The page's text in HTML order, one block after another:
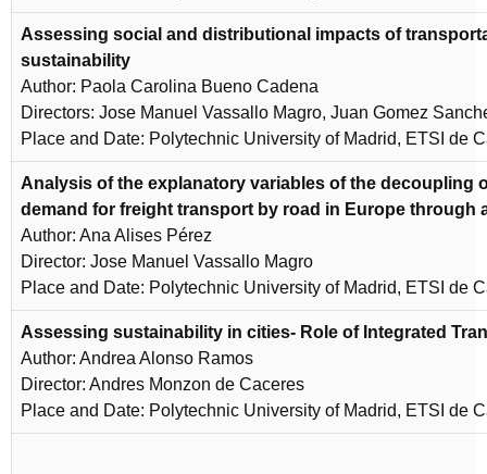
Assessing social and distributional impacts of
sustainability
Author: Paola Carolina Bueno Cadena
Directors: Jose Manuel Vassallo Magro, Juan Gomez
Place and Date: Polytechnic University of Madrid, ETSI de
Analysis of the explanatory variables of the decoupling
demand for freight transport by road in Europe through
Author: Ana Alises Pérez
Director: Jose Manuel Vassallo Magro
Place and Date: Polytechnic University of Madrid, ETSI de
Assessing sustainability in cities- Role of Integrated
Author: Andrea Alonso Ramos
Director: Andres Monzon de Caceres
Place and Date: Polytechnic University of Madrid, ETSI de